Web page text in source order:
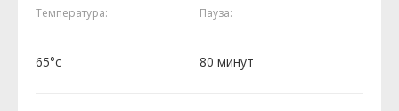
Температура: Пауза:
65°c 80 минут